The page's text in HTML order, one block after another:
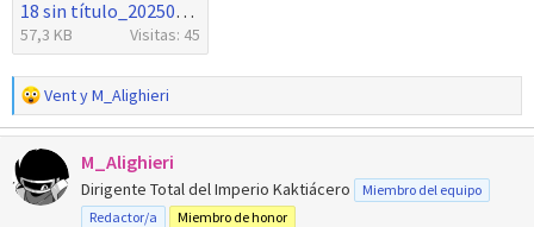
18 sin título_20250429170534.png
57,3 KB Visitas: 45
R
e
a
c
i
VentyM_Alighieri
M_Alighieri
Dirigente Total del Imperio Kaktiácero
Miembro del equipo
Redactor/a
Miembro de honor